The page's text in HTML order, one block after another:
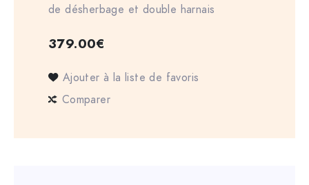
de désherbage et double harnais
379.00€
Ajouter à la liste de favoris
Comparer